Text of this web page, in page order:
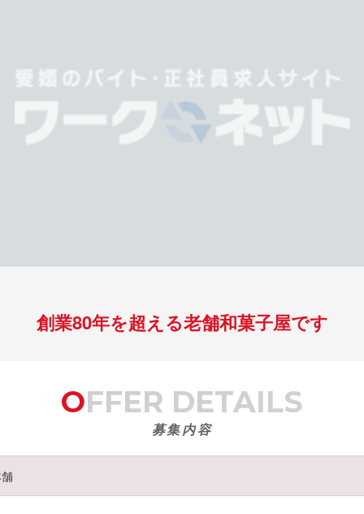
創業80年を超える老舗和菓子屋です
OFFER DETAILS
募集内容